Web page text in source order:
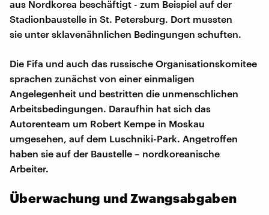
aus Nordkorea beschäftigt - zum Beispiel auf der
Stadionbaustelle in St. Petersburg. Dort mussten
sie unter sklavenähnlichen Bedingungen schuften.
Die Fifa und auch das russische Organisationskomitee
sprachen zunächst von einer einmaligen
Angelegenheit und bestritten die unmenschlichen
Arbeitsbedingungen. Daraufhin hat sich das
Autorenteam um Robert Kempe in Moskau
umgesehen, auf dem Luschniki-Park. Angetroffen
haben sie auf der Baustelle – nordkoreanische
Arbeiter.
Überwachung und Zwangsabgaben